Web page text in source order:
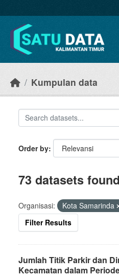
Kumpulan data
Order by
73 datasets found
Organisasi: Kota Samarinda
Filter Results
Jumlah Titik Parkir dan
Kecamatan dalam